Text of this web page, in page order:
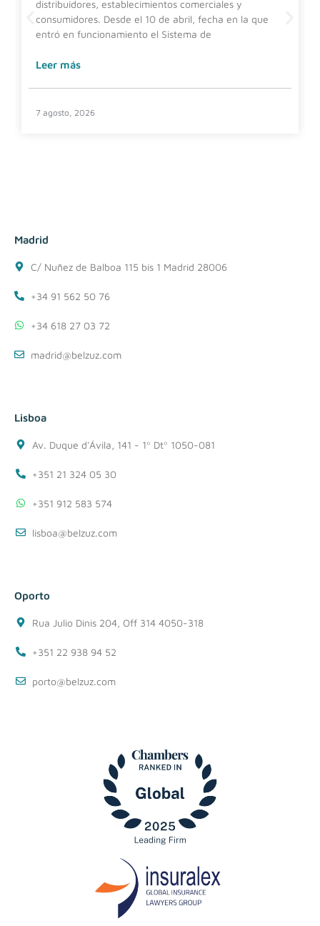
distribuidores, establecimientos comerciales y
consumidores. Desde el 10 de abril, fecha en la que
entró en funcionamiento el Sistema de
Leer más
7 agosto, 2026
Madrid
C/ Nuñez de Balboa 115 bis 1 Madrid 28006
+34 91 562 50 76
+34 618 27 03 72
madrid@belzuz.com
Lisboa
Av. Duque d'Ávila, 141 - 1º Dtº 1050-081
+351 21 324 05 30
+351 912 583 574
lisboa@belzuz.com
Oporto
Rua Julio Dinis 204, Off 314 4050-318
+351 22 938 94 52
porto@belzuz.com